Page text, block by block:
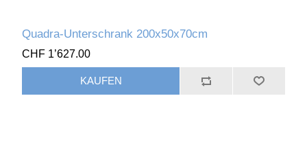
Quadra-Unterschrank 200x50x70cm
CHF 1’627.00